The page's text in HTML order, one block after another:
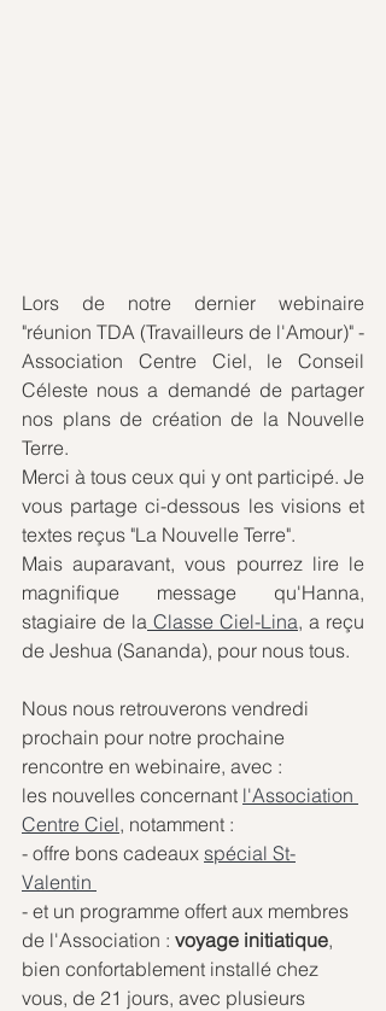
Lors de notre dernier webinaire
"réunion TDA (Travailleurs de l'Amour)" -
Association Centre Ciel, le Conseil
Céleste nous a demandé de partager
nos plans de création de la Nouvelle
Terre.
Merci à tous ceux qui y ont participé. Je
vous partage ci-dessous les visions et
textes reçus "La Nouvelle Terre".
Mais auparavant, vous pourrez lire le
magnifique message qu'Hanna,
stagiaire de la Classe Ciel-Lina, a reçu
de Jeshua (Sananda), pour nous tous.
Nous nous retrouverons vendredi
prochain pour notre prochaine
rencontre en webinaire, avec :
les nouvelles concernant l'Association
Centre Ciel, notamment :
- offre bons cadeaux spécial St-
Valentin
- et un programme offert aux membres
de l'Association : voyage initiatique,
bien confortablement installé chez
vous, de 21 jours, avec plusieurs